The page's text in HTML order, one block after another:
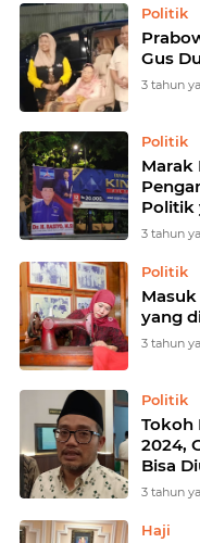
Politik
Gus
3 tahun
Politik
Marak
Politik
3 tahun
Politik
yang
3 tahun
Politik
Tokoh
2024,
Bisa
3 tahun
Haji